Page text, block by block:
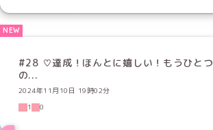
#28 ♡達成！ほんとに嬉しい！もうひとつ
の...
2024年11月10日 19時02分
1
0